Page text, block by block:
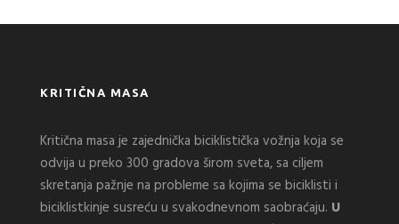
KRITIČNA MASA
Kritična masa je zajednička biciklistička vožnja koja se
odvija u preko 300 gradova širom sveta, sa ciljem
skretanja pažnje na probleme sa kojima se biciklisti i
biciklistkinje susreću u svakodnevnom saobraćaju. U